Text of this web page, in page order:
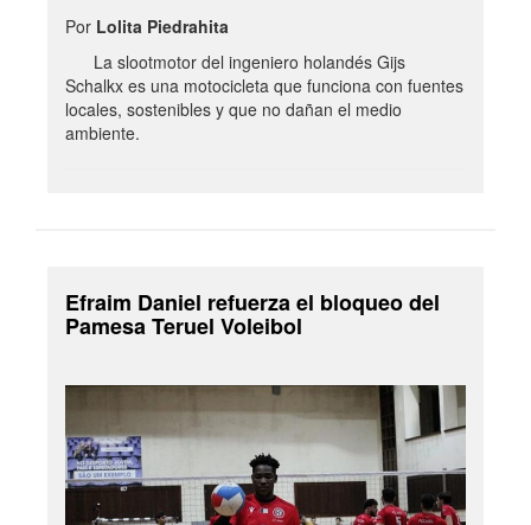
Por Lolita Piedrahita
La slootmotor del ingeniero holandés Gijs
Schalkx es una motocicleta que funciona con fuentes
locales, sostenibles y que no dañan el medio
ambiente.
Efraim Daniel refuerza el bloqueo del
Pamesa Teruel Voleibol